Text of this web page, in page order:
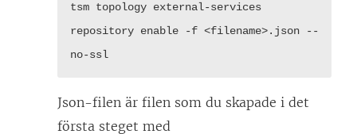
tsm topology external-services
repository enable -f <filename>.json --
no-ssl
Json-filen är filen som du skapade i det
första steget med